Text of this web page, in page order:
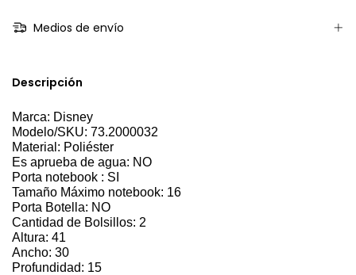
Medios de envío
Descripción
Marca: Disney
Modelo/SKU: 73.2000032
Material: Poliéster
Es aprueba de agua: NO
Porta notebook : SI
Tamaño Máximo notebook: 16
Porta Botella: NO
Cantidad de Bolsillos: 2
Altura: 41
Ancho: 30
Profundidad: 15